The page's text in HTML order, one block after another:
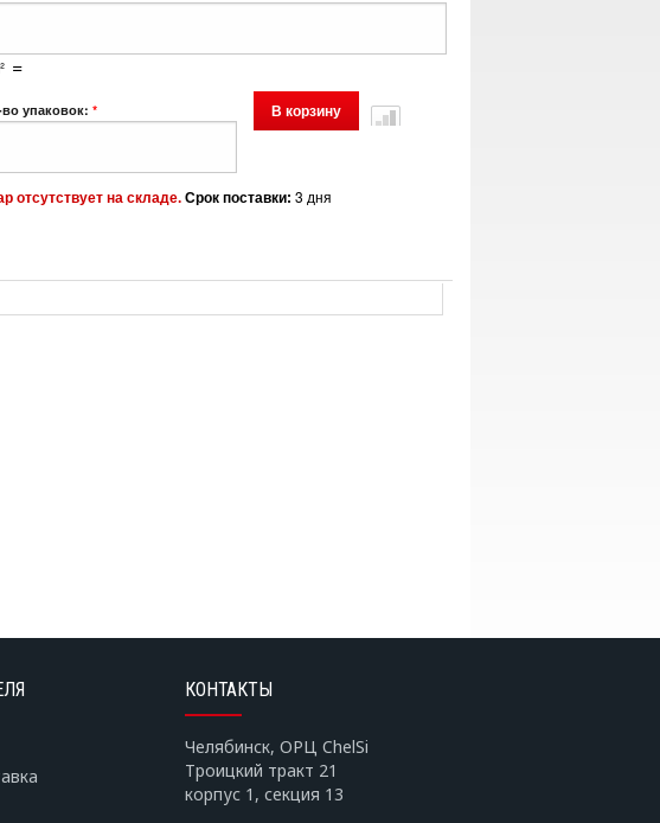
=
упаковок: *
отсутствует на складе. Срок поставки: 3 дня
КОНТАКТЫ
Челябинск, ОРЦ ChelSi
Троицкий тракт 21
корпус 1, секция 13